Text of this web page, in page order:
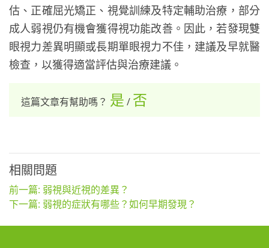
估、正確屈光矯正、視覺訓練及特定輔助治療，部分
成人弱視仍有機會獲得視功能改善。因此，若發現雙
眼視力差異明顯或長期單眼視力不佳，建議及早就醫
檢查，以獲得適當評估與治療建議。
這篇文章有幫助嗎？ 是 / 否
相關問題
前一篇: 弱視與近視的差異？
下一篇: 弱視的症狀有哪些？如何早期發現？